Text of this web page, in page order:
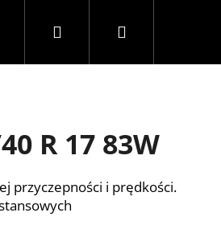
Warunki handlowe
Zaloguj Koszyk
R 17 83W
przyczepności i prędkości.